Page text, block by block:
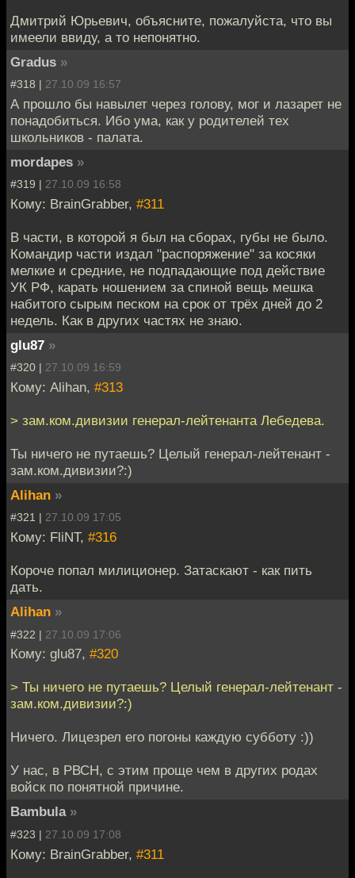
Дмитрий Юрьевич, объясните, пожалуйста, что вы
имеели ввиду, а то непонятно.
Gradus »
#318 | 27.10.09 16:57
А прошло бы навылет через голову, мог и лазарет не
понадобиться. Ибо ума, как у родителей тех
школьников - палата.
mordapes »
#319 | 27.10.09 16:58
Кому: BrainGrabber, #311
В части, в которой я был на сборах, губы не было.
Командир части издал "распоряжение" за косяки
мелкие и средние, не подпадающие под действие
УК РФ, карать ношением за спиной вещь мешка
набитого сырым песком на срок от трёх дней до 2
недель. Как в других частях не знаю.
glu87 »
#320 | 27.10.09 16:59
Кому: Alihan, #313
> зам.ком.дивизии генерал-лейтенанта Лебедева.
Ты ничего не путаешь? Целый генерал-лейтенант -
зам.ком.дивизии?:)
Alihan »
#321 | 27.10.09 17:05
Кому: FliNT, #316
Короче попал милиционер. Затаскают - как пить
дать.
Alihan »
#322 | 27.10.09 17:06
Кому: glu87, #320
> Ты ничего не путаешь? Целый генерал-лейтенант -
зам.ком.дивизии?:)
Ничего. Лицезрел его погоны каждую субботу :))
У нас, в РВСН, с этим проще чем в других родах
войск по понятной причине.
Bambula »
#323 | 27.10.09 17:08
Кому: BrainGrabber, #311